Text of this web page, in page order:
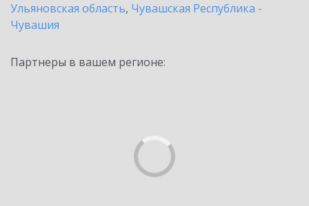
Ульяновская область, Чувашская Республика -
Чувашия
Партнеры в вашем регионе: